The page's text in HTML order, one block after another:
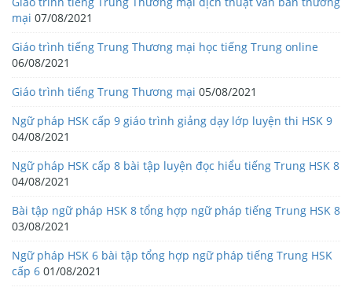
mại 07/08/2021
Giáo trình tiếng Trung Thương mại học tiếng Trung online
06/08/2021
Giáo trình tiếng Trung Thương mại 05/08/2021
Ngữ pháp HSK cấp 9 giáo trình giảng dạy lớp luyện thi HSK 9
04/08/2021
Ngữ pháp HSK cấp 8 bài tập luyện đọc hiểu tiếng Trung HSK 8
04/08/2021
Bài tập ngữ pháp HSK 8 tổng hợp ngữ pháp tiếng Trung HSK 8
03/08/2021
Ngữ pháp HSK 6 bài tập tổng hợp ngữ pháp tiếng Trung HSK
cấp 6 01/08/2021